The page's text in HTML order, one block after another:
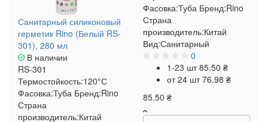
Санитарный силиконовый
герметик Rino (Белый RS-
301), 280 мл
В наличии
RS-301
Термостойкость:120°С
Фасовка:Туба Бренд:Rino
Страна
производитель:Китай
Фасовка:Туба Бренд:Rino
Страна
производитель:Китай
Вид:Санитарный
0
1-23 шт85.50 ₴
от 24 шт76.98 ₴
85.50 ₴